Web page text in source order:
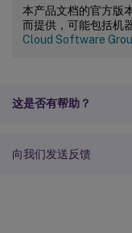
本产品文档的官方版
而提供，可能包括机
Cloud Software
这是否有帮助？
向我们发送反馈